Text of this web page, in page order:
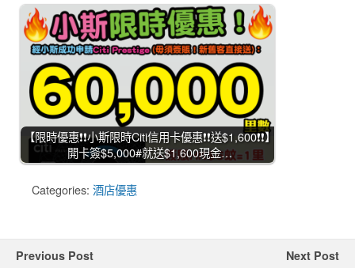
【限時優惠❗❗小斯限時Citi信用卡優惠❗❗送$1,600❗❗】
開卡簽$5,000#就送$1,600現金…
Categories: 酒店優惠
Previous Post Next Post